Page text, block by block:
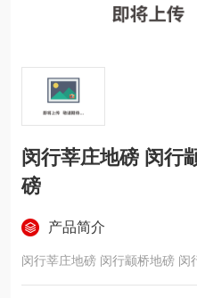
闵行莘庄地磅 闵行
磅
产品简介
闵行莘庄地磅 闵行颛桥地磅 闵